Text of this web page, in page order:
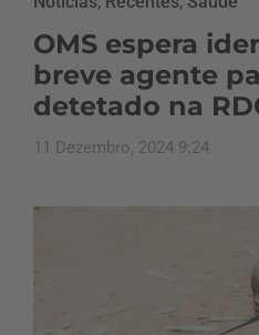
OMS espera
breve agente
detetado na
11 Dezembro, 2024 9:24